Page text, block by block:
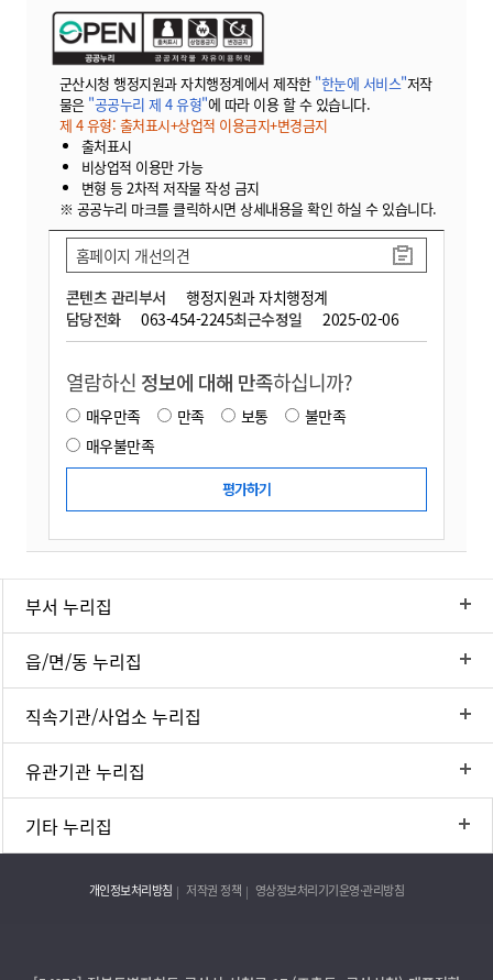
군산시청 행정지원과 자치행정계에서 제작한 "한눈에 서비스"저작
물은 "공공누리 제 4 유형"에 따라 이용 할 수 있습니다.
제 4 유형: 출처표시+상업적 이용금지+변경금지
출처표시
비상업적 이용만 가능
변형 등 2차적 저작물 작성 금지
※ 공공누리 마크를 클릭하시면 상세내용을 확인 하실 수 있습니다.
콘텐츠 관리부서
행정지원과 자치행정계
담당전화
063-454-2245최근수정일 2025-02-06
홈페이지 개선의견
열람하신 정보에 대해 만족하십니까?
매우만족 만족 보통
불만족
매우불만족
부서 누리집
읍/면/동 누리집
직속기관/사업소 누리집
유관기관 누리집
기타 누리집
개인정보처리방침 저작권 정책 영상정보처리기기운영·관리방침